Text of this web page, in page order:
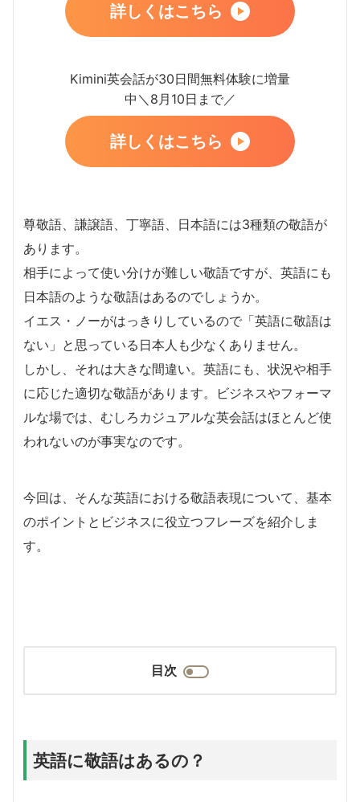
詳しくはこちら
Kimini英会話が30日間無料体験に増量
中＼8月10日まで／
詳しくはこちら
尊敬語、謙譲語、丁寧語、日本語には3種類の敬語が
あります。
相手によって使い分けが難しい敬語ですが、英語にも
日本語のような敬語はあるのでしょうか。
イエス・ノーがはっきりしているので「英語に敬語は
ない」と思っている日本人も少なくありません。
しかし、それは大きな間違い。英語にも、状況や相手
に応じた適切な敬語があります。ビジネスやフォーマ
ルな場では、むしろカジュアルな英会話はほとんど使
われないのが事実なのです。
今回は、そんな英語における敬語表現について、基本
のポイントとビジネスに役立つフレーズを紹介しま
す。
目次
英語に敬語はあるの？